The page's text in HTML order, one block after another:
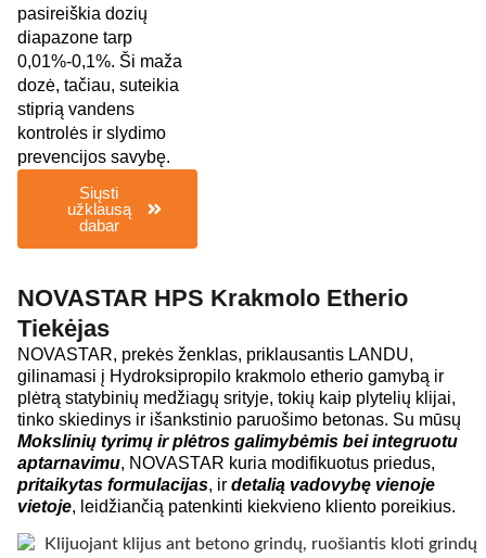
pasireiškia dozių
diapazone tarp
0,01%-0,1%. Ši maža
dozė, tačiau, suteikia
stiprią vandens
kontrolės ir slydimo
prevencijos savybę.
Siųsti
užklausą
dabar
NOVASTAR HPS Krakmolo Etherio
Tiekėjas
NOVASTAR, prekės ženklas, priklausantis LANDU,
gilinamasi į Hydroksipropilo krakmolo etherio gamybą ir
plėtrą statybinių medžiagų srityje, tokių kaip plytelių klijai,
tinko skiedinys ir išankstinio paruošimo betonas. Su mūsų
Mokslinių tyrimų ir plėtros galimybėmis bei integruotu
aptarnavimu, NOVASTAR kuria modifikuotus priedus,
pritaikytas formulacijas, ir detalią vadovybę vienoje
vietoje, leidžiančią patenkinti kiekvieno kliento poreikius.